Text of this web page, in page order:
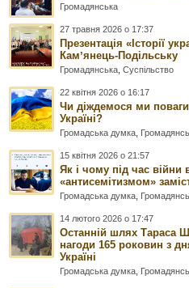
Громадянська
27 травня 2026 о 17:37
Презентація «Історії
Камʼянець-Подільську
Громадянська ,Суспільство
22 квітня 2026 о 16:17
Чи діждемося ми
Україні?
Громадська думка
15 квітня 2026 о 21:57
Як і чому під час війни
«антисемітизмом»
Громадська думка
14 лютого 2026 о 17:47
Останній шлях Тараса
нагоди 165 роковин з
Україні
Громадська думка